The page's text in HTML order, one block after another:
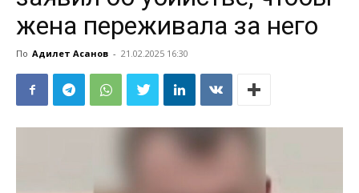
жена переживала за него
По Адилет Асанов - 21.02.2025 16:30